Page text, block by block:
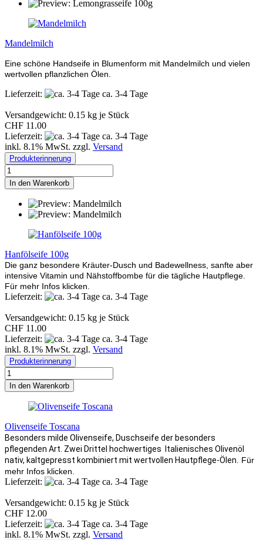
Mandelmilch
Eine schöne Handseife in Blumenform mit Mandelmilch und vielen
wertvollen pflanzlichen Ölen.
Lieferzeit: ca. 3-4 Tage
Versandgewicht: 0.15 kg je Stück
CHF 11.00
Lieferzeit:
ca. 3-4 Tage
inkl. 8.1% MwSt. zzgl. Versand
Produkterinnerung
In den Warenkorb
Hanfölseife 100g
Die ganz besondere Kräuter-Dusch und Badewellness, sanfte aber
intensive Vitamin und Nähstoffbombe für die tägliche Hautpflege.
Für mehr Infos klicken.
Lieferzeit: ca. 3-4 Tage
Versandgewicht: 0.15 kg je Stück
CHF 11.00
Lieferzeit:
ca. 3-4 Tage
inkl. 8.1% MwSt. zzgl. Versand
Produkterinnerung
In den Warenkorb
Olivenseife Toscana
Besonders milde Olivenseife, Duschseife der besonders
pflegenden Art. Zwei Drittel hochwertiges Italienisches Olivenöl
nativ, kaltgepresst kombiniert mit wertvollen Hautpflege-Ölen . Für
mehr Infos klicken.
Lieferzeit: ca. 3-4 Tage
Versandgewicht: 0.15 kg je Stück
CHF 12.00
Lieferzeit:
ca. 3-4 Tage
inkl. 8.1% MwSt. zzgl. Versand